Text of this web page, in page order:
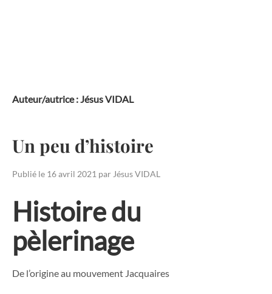
Auteur/autrice :Jésus VIDAL
Un peu d’histoire
Publié le 16 avril 2021 par Jésus VIDAL
Histoire du
pèlerinage
De l’origine au mouvement Jacquaires